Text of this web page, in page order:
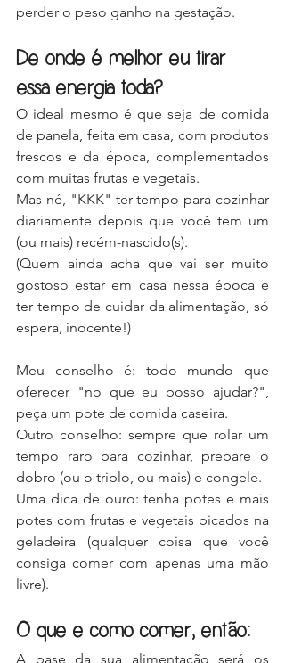
perder o peso ganho na gestação.
De onde é melhor eu tirar
essa energia toda?
O ideal mesmo é que seja de comida
de panela, feita em casa, com produtos
frescos e da época, complementados
com muitas frutas e vegetais.
Mas né, "KKK" ter tempo para cozinhar
diariamente depois que você tem um
(ou mais) recém-nascido(s).
(Quem ainda acha que vai ser muito
gostoso estar em casa nessa época e
ter tempo de cuidar da alimentação, só
espera, inocente!)
Meu conselho é: todo mundo que
oferecer "no que eu posso ajudar?",
peça um pote de comida caseira.
Outro conselho: sempre que rolar um
tempo raro para cozinhar, prepare o
dobro (ou o triplo, ou mais) e congele.
Uma dica de ouro: tenha potes e mais
potes com frutas e vegetais picados na
geladeira (qualquer coisa que você
consiga comer com apenas uma mão
livre).
O que e como comer, então:
A base da sua alimentação será os